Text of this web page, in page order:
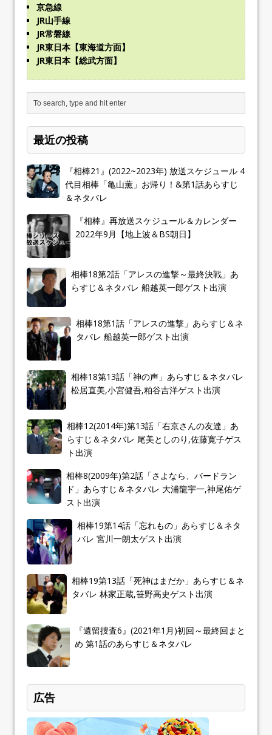
京急線
JR山手線
JR常磐線
JR東日本【東海道方面】
JR東日本【総武方面】
最近の投稿
『相棒21』(2022~2023年) 放送スケジュール 4
代目相棒「亀山薫」お帰り！&第1話あらすじ
＆ネタバレ
『相棒』再放送スケジュール＆カレンダー
2022年9月【地上波＆BS朝日】
相棒18第2話「アレスの進撃～最終決戦」あ
らすじ＆ネタバレ 船越英一郎ゲスト出演
相棒18第1話「アレスの進撃」あらすじ＆ネ
タバレ 船越英一郎ゲスト出演
相棒18第13話「神の声」あらすじ＆ネタバレ
松居直美,小宮健吾,粕谷吉洋ゲスト出演
相棒12(2014年)第13話「右京さんの友達」あ
らすじ＆ネタバレ 尾美としのり,佐藤寛子ゲス
ト出演
相棒8(2009年)第2話「さよなら、バードラン
ド」あらすじ＆ネタバレ 大浦龍宇一,神尾佑ゲ
スト出演
相棒19第14話「忘れもの」あらすじ＆ネタ
バレ 宮川一朗太ゲスト出演
相棒19第13話「死神はまだか」あらすじ＆ネ
タバレ 林家正蔵,笹野高史ゲスト出演
『遺留捜査6』(2021年1月)初回～最終回まと
め 第1話のあらすじ＆ネタバレ
広告